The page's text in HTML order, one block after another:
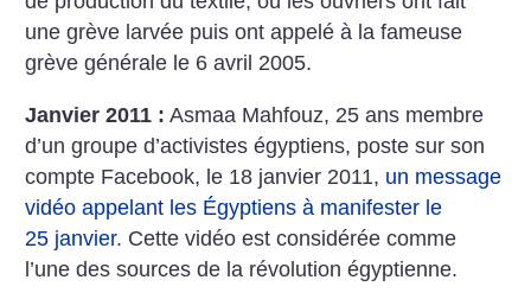
une grève larvée puis ont appelé à la fameuse
grève générale le 6 avril 2005.
Janvier 2011 : Asmaa Mahfouz, 25 ans membre
d’un groupe d’activistes égyptiens, poste sur son
compte Facebook, le 18 janvier 2011, un message
vidéo appelant les Égyptiens à manifester le
25 janvier. Cette vidéo est considérée comme
l’une des sources de la révolution égyptienne.